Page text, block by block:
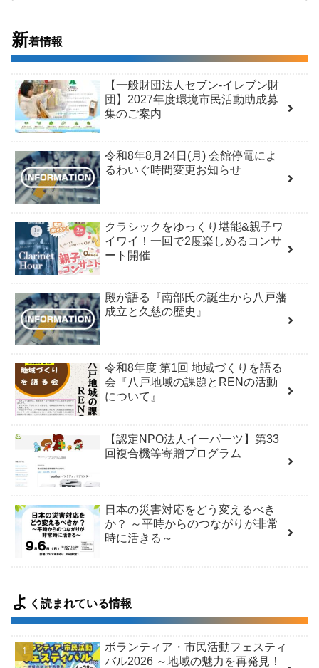
新着情報
【一般財団法人セブン-イレブン財
団】2027年度環境市民活動助成募
集のご案内
令和8年8月24日(月) 会館停電によ
るわいぐ時間変更お知らせ
クラシックをゆっくり堪能&親子ワ
イワイ！一回で2度楽しめるコンサ
ート開催
殿が語る『南部氏の誕生から八戸藩
成立と久慈の歴史』
令和8年度 第1回 地域づくりを語る
会『八戸地域の課題とRENの活動
について』
【認定NPO法人イーパーツ】第33
回複合機等寄贈プログラム
日本の災害対応をどう変えるべき
か？ ～平時からのつながりが非常
時に活きる～
よ く読まれている情報
ボランティア・市民活動フェスティ
バル2026 ～地域の魅力を再発見！